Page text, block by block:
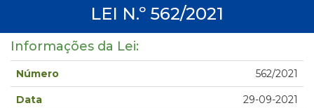
LEI N.º 562/2021
Informações da Lei:
Número 562/2021
Data 29-09-2021